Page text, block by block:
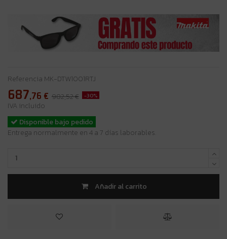
Referencia MK-DTW1001RTJ
687,76 € 982,52 € -30%
IVA incluido
Disponible bajo pedido
Entrega normalmente en 4 a 7 días laborables.
Añadir al carrito